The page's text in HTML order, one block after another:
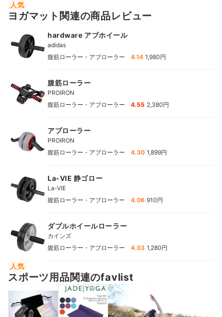
人気
ヨガマット関連の商品レビュー
hardware アブホイール
adidas
腹筋ローラー・アブローラー
4.14 1,980円
腹筋ローラー
PROIRON
腹筋ローラー・アブローラー
4.55 2,380円
アブローラー
PROIRON
腹筋ローラー・アブローラー
4.30 1,899円
La-VIE 静ゴロー
La-VIE
腹筋ローラー・アブローラー
4.06 910円
ダブルホイールローラー
カインズ
腹筋ローラー・アブローラー
4.03 1,280円
人気
スポーツ用品関連のfavlist